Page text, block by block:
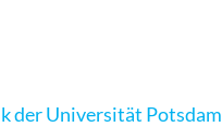
der Universität Potsdam